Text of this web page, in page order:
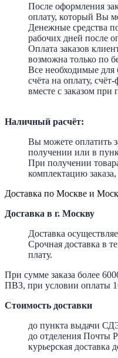
После оформления
оплату, который Вы
Денежные средства
рабочих дней после
Оплата заказов
возможна только по
Все необходимые для
счёта на оплату,
вместе с заказом при
Наличный расчёт:
Вы можете оплатить
получении или в
При получении
комплектацию
Доставка по Москве и
Доставка в г. Москву
Доставка
Срочная доставка в
плату.
При сумме заказа более
ПВЗ, при условии оплаты
Стоимость доставки
до пункта выдачи
до отделения Почты
курьерская доставка